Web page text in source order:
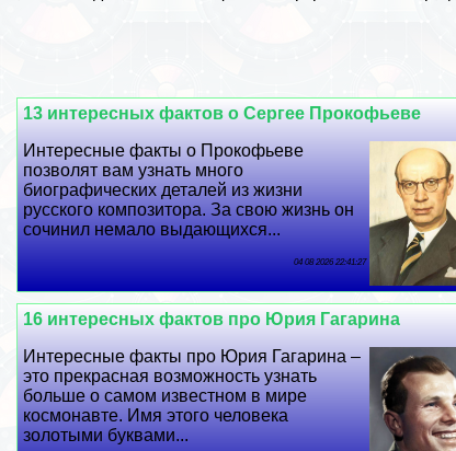
13 интересных фактов о Сергее Прокофьеве
Интересные факты о Прокофьеве
позволят вам узнать много
биографических деталей из жизни
русского композитора. За свою жизнь он
сочинил немало выдающихся...
04 08 2026 22:41:27
16 интересных фактов про Юрия Гагарина
Интересные факты про Юрия Гагарина –
это прекрасная возможность узнать
больше о самом известном в мире
космонавте. Имя этого человека
золотыми буквами...